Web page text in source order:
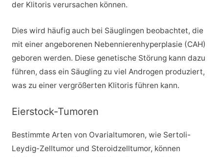
der Klitoris verursachen können.
Dies wird häufig auch bei Säuglingen beobachtet, die
mit einer angeborenen Nebennierenhyperplasie (CAH)
geboren werden. Diese genetische Störung kann dazu
führen, dass ein Säugling zu viel Androgen produziert,
was zu einer vergrößerten Klitoris führen kann.
Eierstock-Tumoren
Bestimmte Arten von Ovarialtumoren, wie Sertoli-
Leydig-Zelltumor und Steroidzelltumor, können